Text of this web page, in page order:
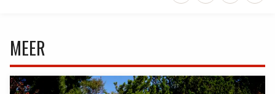
MEER